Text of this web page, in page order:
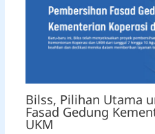
Bilss, Pilihan Utama
Fasad Gedung
UKM